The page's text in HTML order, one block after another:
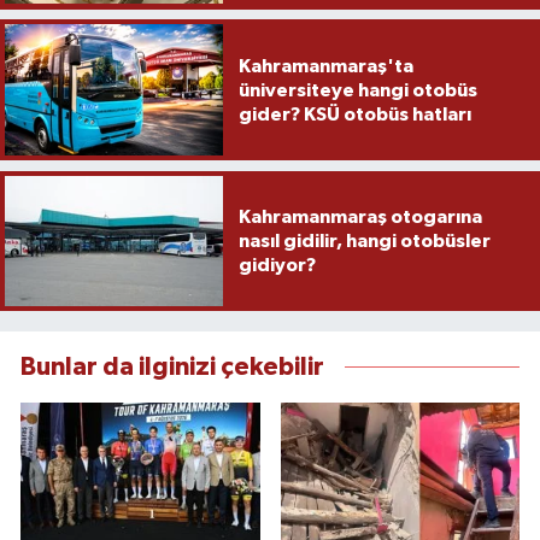
Kahramanmaraş'ta
üniversiteye hangi otobüs
gider? KSÜ otobüs hatları
Kahramanmaraş otogarına
nasıl gidilir, hangi otobüsler
gidiyor?
Bunlar da ilginizi çekebilir